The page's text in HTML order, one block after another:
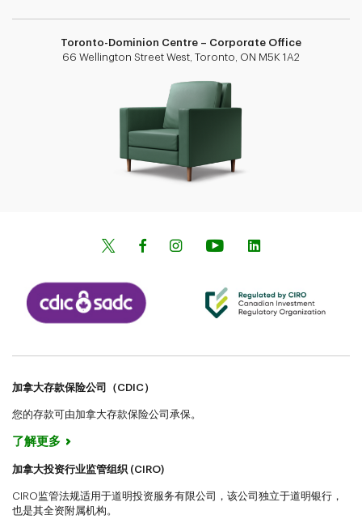
Toronto-Dominion Centre – Corporate Office
66 Wellington Street West, Toronto, ON M5K 1A2
加拿大存款保险公司（CDIC）
您的存款可由加拿大存款保险公司承保。
了解更多
加拿大投资行业监管组织 (CIRO)
CIRO监管法规适用于道明投资服务有限公司，该公司独立于道明银行，
也是其全资附属机构。